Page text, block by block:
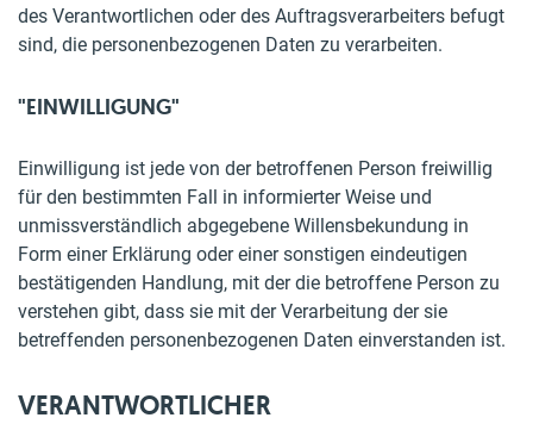
des Verantwortlichen oder des Auftragsverarbeiters befugt
sind, die personenbezogenen Daten zu verarbeiten.
"EINWILLIGUNG"
Einwilligung ist jede von der betroffenen Person freiwillig
für den bestimmten Fall in informierter Weise und
unmissverständlich abgegebene Willensbekundung in
Form einer Erklärung oder einer sonstigen eindeutigen
bestätigenden Handlung, mit der die betroffene Person zu
verstehen gibt, dass sie mit der Verarbeitung der sie
betreffenden personenbezogenen Daten einverstanden ist.
VERANTWORTLICHER